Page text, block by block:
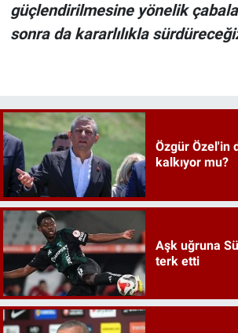
güçlendirilmesine yönelik
sonra da kararlılıkla
Özgür Özel'in
kalkıyor mu?
Aşk uğruna
terk etti